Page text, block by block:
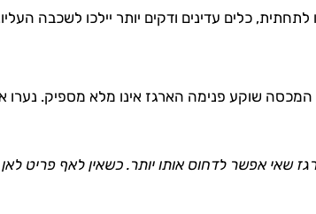
כלים עדינים ודקים יותר יילכו לשכבה
שוקע פנימה הארגז אינו מלא מספיק. נערו
שאי אפשר לדחוס אותו יותר. כשאין לאף פריט לאן